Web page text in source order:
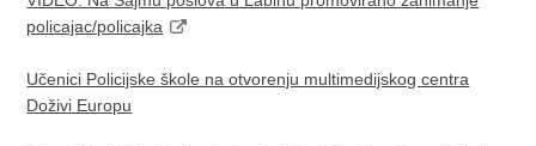
policajac/policajka
Učenici Policijske škole na otvorenju multimedijskog centra
Doživi Europu